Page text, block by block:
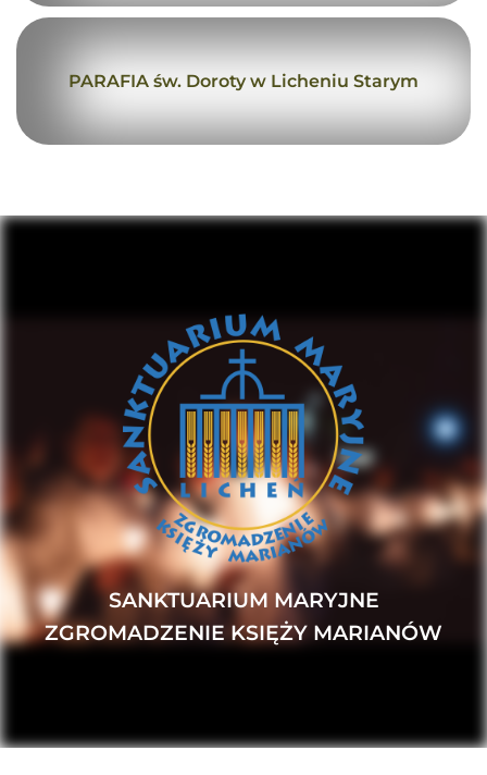
PARAFIA św. Doroty w Licheniu Starym
SANKTUARIUM MARYJNE
ZGROMADZENIE KSIĘŻY MARIANÓW